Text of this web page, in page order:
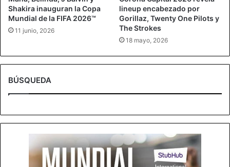
Shakira inauguran la Copa
Mundial de la FIFA 2026™
11 junio, 2026
lineup encabezado por
Gorillaz, Twenty One Pilots y
The Strokes
18 mayo, 2026
BÚSQUEDA